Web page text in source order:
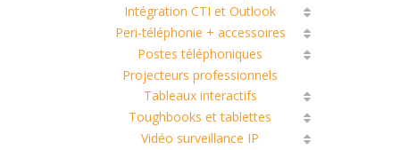
Intégration CTI et Outlook
Peri-téléphonie + accessoires
Postes téléphoniques
Projecteurs professionnels
Tableaux interactifs
Toughbooks et tablettes
Vidéo surveillance IP